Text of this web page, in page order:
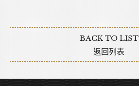
BACK TO LIST
返回列表